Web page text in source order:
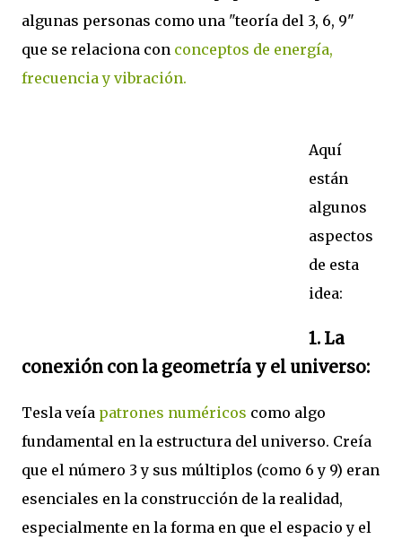
algunas personas como una "teoría del 3, 6, 9"
que se relaciona con conceptos de energía,
frecuencia y vibración.
Aquí
están
algunos
aspectos
de esta
idea:
1. La
conexión con la geometría y el universo:
Tesla veía patrones numéricos como algo
fundamental en la estructura del universo. Creía
que el número 3 y sus múltiplos (como 6 y 9) eran
esenciales en la construcción de la realidad,
especialmente en la forma en que el espacio y el